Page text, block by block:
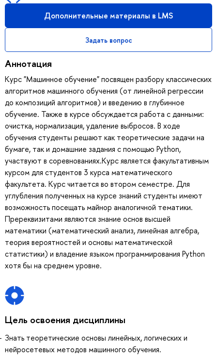
Дополнительные материалы в LMS
Задать вопрос
Аннотация
Курс "Машинное обучение" посвящен разбору классических
алгоритмов машинного обучения (от линейной регрессии
до композиций алгоритмов) и введению в глубинное
обучение. Также в курсе обсуждается работа с данными:
очистка, нормализация, удаление выбросов. В ходе
обучения студенты решают как теоретические задачи на
бумаге, так и домашние задания с помощью Python,
участвуют в соревнованиях.Курс является факультативным
курсом для студентов 3 курса математического
факультета. Курс читается во втором семестре. Для
углубления полученных на курсе знаний студенты имеют
возможность посещать майнор аналогичной тематики.
Пререквизитами являются знание основ высшей
математики (математический анализ, линейная алгебра,
теория вероятностей и основы математической
статистики) и владение языком программирования Python
хотя бы на среднем уровне.
Цель освоения дисциплины
Знать теоретические основы линейных, логических и
нейросетевых методов машинного обучения.